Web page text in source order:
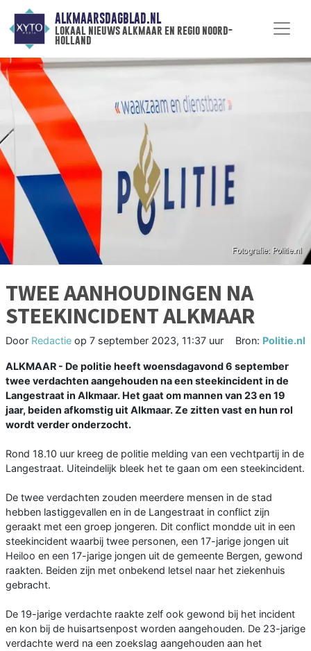
ALKMAARSDAGBLAD.NL
lokaal nieuws alkmaar en regio noord-
holland
TWEE AANHOUDINGEN NA
STEEKINCIDENT ALKMAAR
Door Redactie op 7 september 2023, 11:37 uur Bron: Politie.nl
ALKMAAR - De politie heeft woensdagavond 6 september
twee verdachten aangehouden na een steekincident in de
Langestraat in Alkmaar. Het gaat om mannen van 23 en 19
jaar, beiden afkomstig uit Alkmaar. Ze zitten vast en hun rol
wordt verder onderzocht.
Rond 18.10 uur kreeg de politie melding van een vechtpartij in de
Langestraat. Uiteindelijk bleek het te gaan om een steekincident.
De twee verdachten zouden meerdere mensen in de stad
hebben lastiggevallen en in de Langestraat in conflict zijn
geraakt met een groep jongeren. Dit conflict mondde uit in een
steekincident waarbij twee personen, een 17-jarige jongen uit
Heiloo en een 17-jarige jongen uit de gemeente Bergen, gewond
raakten. Beiden zijn met onbekend letsel naar het ziekenhuis
gebracht.
De 19-jarige verdachte raakte zelf ook gewond bij het incident
en kon bij de huisartsenpost worden aangehouden. De 23-jarige
verdachte werd na een zoekslag aangehouden aan het